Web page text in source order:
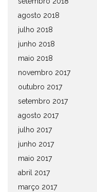
agosto 2018
julho 2018
junho 2018
maio 2018
novembro 2017
outubro 2017
setembro 2017
agosto 2017
julho 2017
junho 2017
maio 2017
abril 2017
março 2017